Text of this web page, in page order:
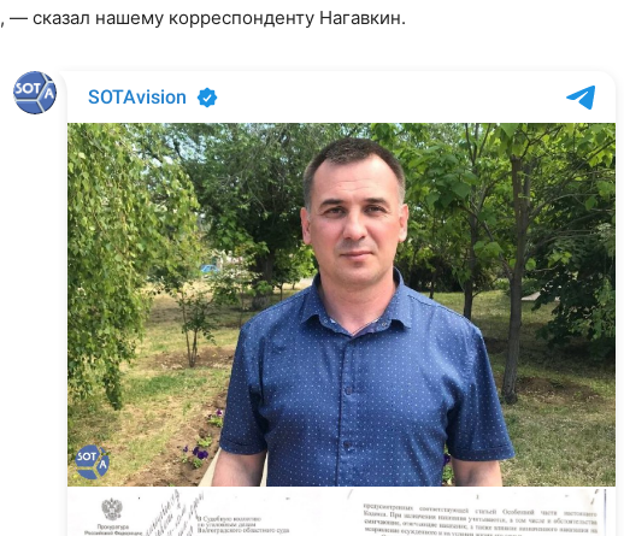
, — сказал нашему корреспонденту Нагавкин.